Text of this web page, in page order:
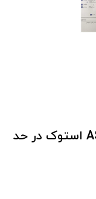
کیس کامپیوتر ASUS Prime AP 201 استوک در حد